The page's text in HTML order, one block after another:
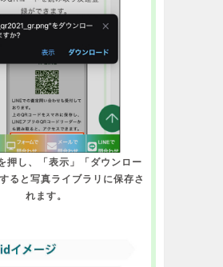
押し、「表示」「ダウンロー
ると写真ライブラリに保存さ
れます。